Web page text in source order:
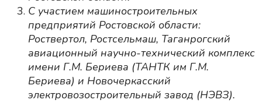
С участием машиностроительных
предприятий Ростовской области:
Роствертол, Ростсельмаш, Таганрогский
авиационный научно-технический комплекс
имени Г.М. Бериева (ТАНТК им Г.М.
Бериева) и Новочеркасский
электровозостроительный завод (НЭВЗ).